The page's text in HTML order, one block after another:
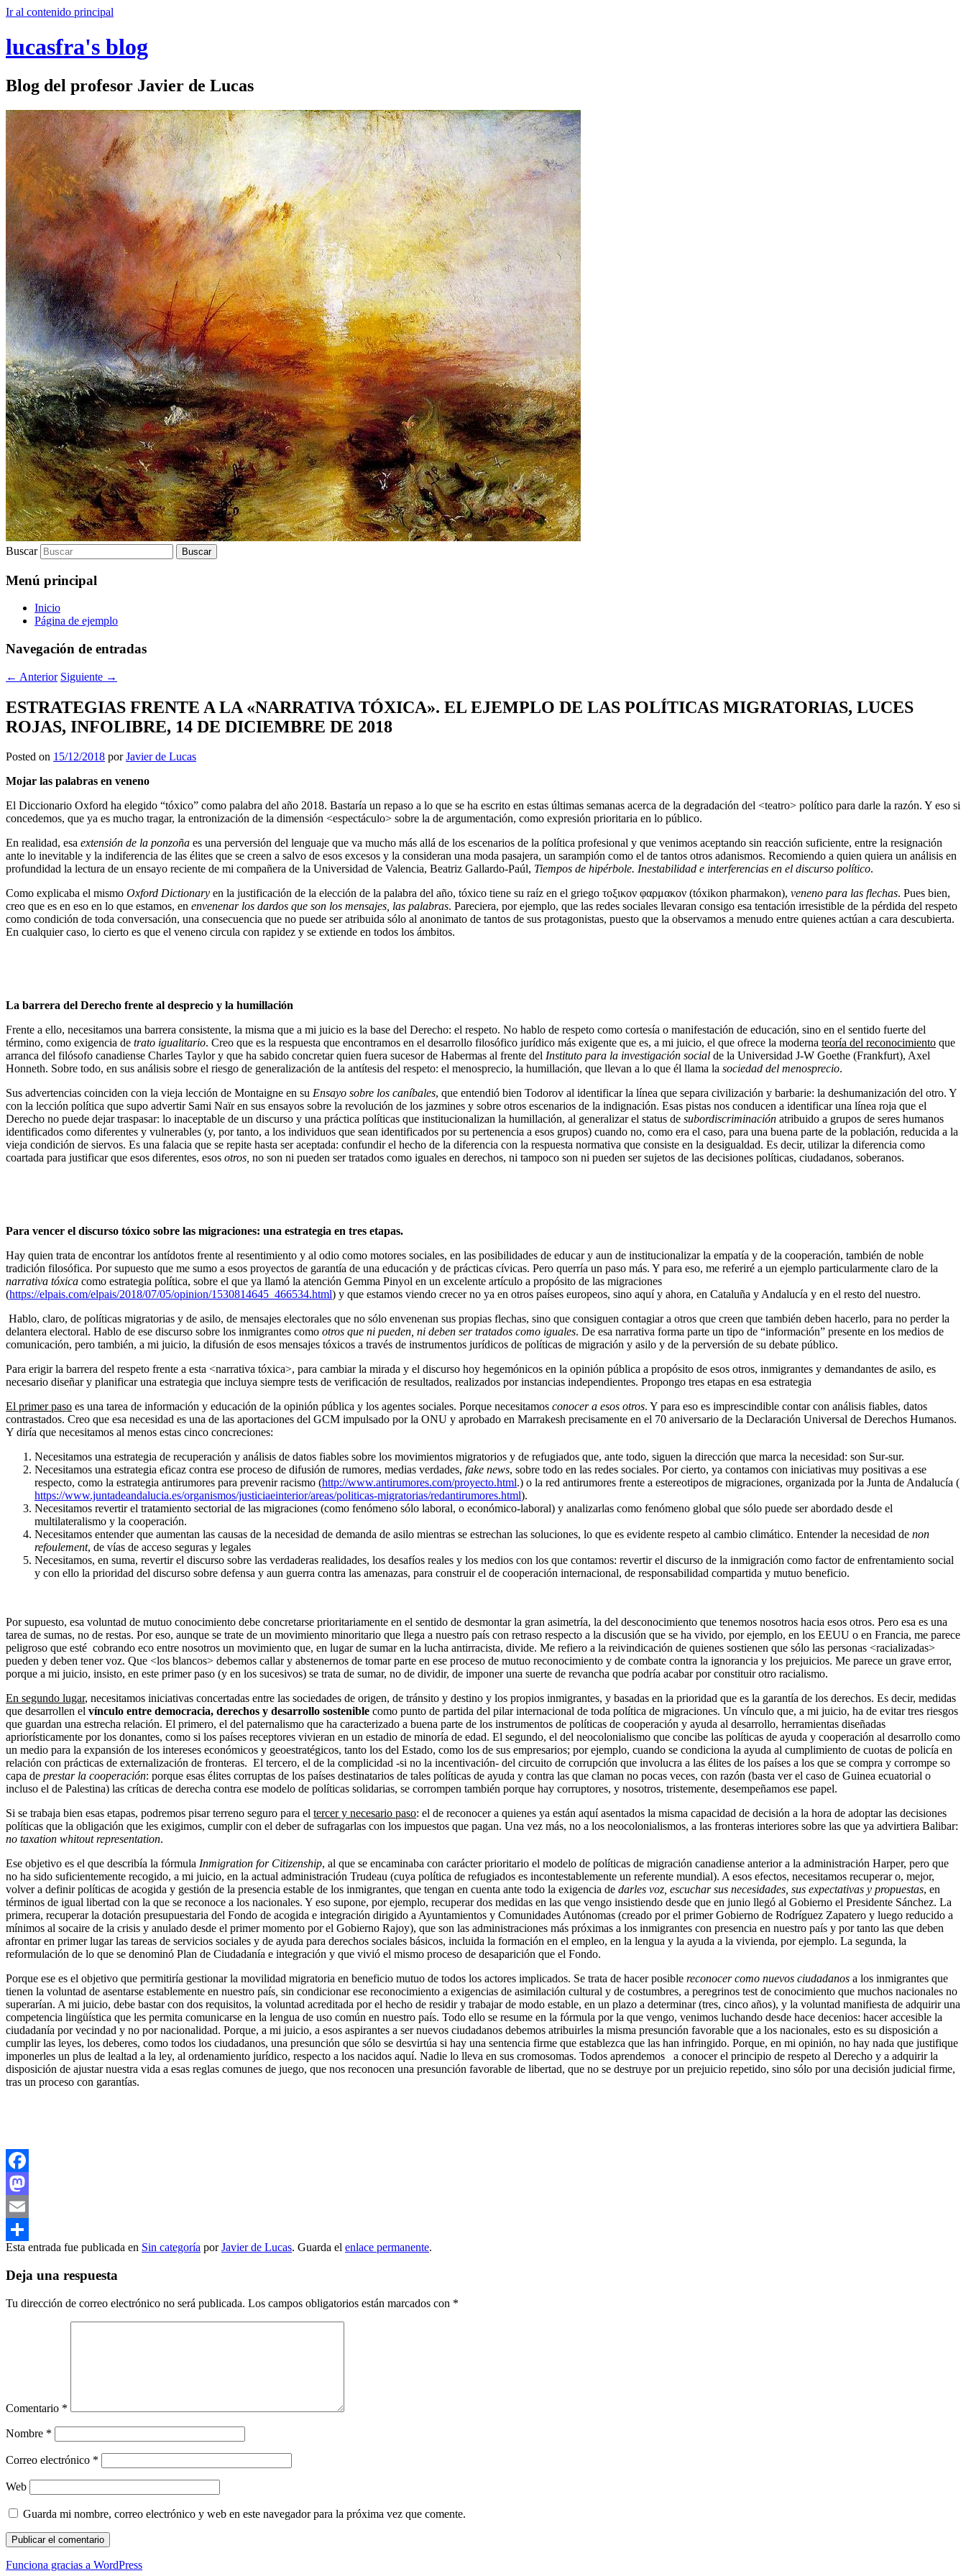
Ir al contenido principal
lucasfra's blog
Blog del profesor Javier de Lucas
Buscar
Menú principal
Inicio
Página de ejemplo
Navegación de entradas
← Anterior Siguiente →
ESTRATEGIAS FRENTE A LA «NARRATIVA TÓXICA». EL EJEMPLO DE LAS POLÍTICAS MIGRATORIAS, LUCES
ROJAS, INFOLIBRE, 14 DE DICIEMBRE DE 2018
Posted on 15/12/2018 porJavier de Lucas
Mojar las palabras en veneno
El Diccionario Oxford ha elegido “tóxico” como palabra del año 2018. Bastaría un repaso a lo que se ha escrito en estas últimas semanas acerca de la degradación del <teatro> político para darle la razón. Y eso si
concedemos, que ya es mucho tragar, la entronización de la dimensión <espectáculo> sobre la de argumentación, como expresión prioritaria en lo público.
En realidad, esa extensión de la ponzoña es una perversión del lenguaje que va mucho más allá de los escenarios de la política profesional y que venimos aceptando sin reacción suficiente, entre la resignación
ante lo inevitable y la indiferencia de las élites que se creen a salvo de esos excesos y la consideran una moda pasajera, un sarampión como el de tantos otros adanismos. Recomiendo a quien quiera un análisis en
profundidad la lectura de un ensayo reciente de mi compañera de la Universidad de Valencia, Beatriz Gallardo-Paúl, Tiempos de hipérbole. Inestabilidad e interferencias en el discurso político.
Como explicaba el mismo Oxford Dictionary en la justificación de la elección de la palabra del año, tóxico tiene su raíz en el griego τοξικον φαρμακον (tóxikon pharmakon), veneno para las flechas. Pues bien,
creo que es en eso en lo que estamos, en envenenar los dardos que son los mensajes, las palabras. Pareciera, por ejemplo, que las redes sociales llevaran consigo esa tentación irresistible de la pérdida del respeto
como condición de toda conversación, una consecuencia que no puede ser atribuida sólo al anonimato de tantos de sus protagonistas, puesto que la observamos a menudo entre quienes actúan a cara descubierta.
En cualquier caso, lo cierto es que el veneno circula con rapidez y se extiende en todos los ámbitos.
La barrera del Derecho frente al desprecio y la humillación
Frente a ello, necesitamos una barrera consistente, la misma que a mi juicio es la base del Derecho: el respeto. No hablo de respeto como cortesía o manifestación de educación, sino en el sentido fuerte del
término, como exigencia de trato igualitario. Creo que es la respuesta que encontramos en el desarrollo filosófico jurídico más exigente que es, a mi juicio, el que ofrece la moderna teoría del reconocimiento que
arranca del filósofo canadiense Charles Taylor y que ha sabido concretar quien fuera sucesor de Habermas al frente del Instituto para la investigación social de la Universidad J-W Goethe (Frankfurt), Axel
Honneth. Sobre todo, en sus análisis sobre el riesgo de generalización de la antítesis del respeto: el menosprecio, la humillación, que llevan a lo que él llama la sociedad del menosprecio.
Sus advertencias coinciden con la vieja lección de Montaigne en su Ensayo sobre los caníbales, que entendió bien Todorov al identificar la línea que separa civilización y barbarie: la deshumanización del otro. Y
con la lección política que supo advertir Sami Naïr en sus ensayos sobre la revolución de los jazmines y sobre otros escenarios de la indignación. Esas pistas nos conducen a identificar una línea roja que el
Derecho no puede dejar traspasar: lo inaceptable de un discurso y una práctica políticas que institucionalizan la humillación, al generalizar el status de subordiscriminación atribuido a grupos de seres humanos
identificados como diferentes y vulnerables (y, por tanto, a los individuos que sean identificados por su pertenencia a esos grupos) cuando no, como era el caso, para una buena parte de la población, reducida a la
vieja condición de siervos. Es una falacia que se repite hasta ser aceptada: confundir el hecho de la diferencia con la respuesta normativa que consiste en la desigualdad. Es decir, utilizar la diferencia como
coartada para justificar que esos diferentes, esos otros, no son ni pueden ser tratados como iguales en derechos, ni tampoco son ni pueden ser sujetos de las decisiones políticas, ciudadanos, soberanos.
Para vencer el discurso tóxico sobre las migraciones: una estrategia en tres etapas.
Hay quien trata de encontrar los antídotos frente al resentimiento y al odio como motores sociales, en las posibilidades de educar y aun de institucionalizar la empatía y de la cooperación, también de noble
tradición filosófica. Por supuesto que me sumo a esos proyectos de garantía de una educación y de prácticas cívicas. Pero querría un paso más. Y para eso, me referiré a un ejemplo particularmente claro de la
narrativa tóxica como estrategia política, sobre el que ya llamó la atención Gemma Pinyol en un excelente artículo a propósito de las migraciones
(https://elpais.com/elpais/2018/07/05/opinion/1530814645_466534.html) y que estamos viendo crecer no ya en otros países europeos, sino aquí y ahora, en Cataluña y Andalucía y en el resto del nuestro.
Hablo, claro, de políticas migratorias y de asilo, de mensajes electorales que no sólo envenenan sus propias flechas, sino que consiguen contagiar a otros que creen que también deben hacerlo, para no perder la
delantera electoral. Hablo de ese discurso sobre los inmigrantes como otros que ni pueden, ni deben ser tratados como iguales. De esa narrativa forma parte un tipo de “información” presente en los medios de
comunicación, pero también, a mi juicio, la difusión de esos mensajes tóxicos a través de instrumentos jurídicos de políticas de migración y asilo y de la perversión de su debate público.
Para erigir la barrera del respeto frente a esta <narrativa tóxica>, para cambiar la mirada y el discurso hoy hegemónicos en la opinión pública a propósito de esos otros, inmigrantes y demandantes de asilo, es
necesario diseñar y planificar una estrategia que incluya siempre tests de verificación de resultados, realizados por instancias independientes. Propongo tres etapas en esa estrategia
El primer paso es una tarea de información y educación de la opinión pública y los agentes sociales. Porque necesitamos conocer a esos otros. Y para eso es imprescindible contar con análisis fiables, datos
contrastados. Creo que esa necesidad es una de las aportaciones del GCM impulsado por la ONU y aprobado en Marrakesh precisamente en el 70 aniversario de la Declaración Universal de Derechos Humanos.
Y diría que necesitamos al menos estas cinco concreciones:
Necesitamos una estrategia de recuperación y análisis de datos fiables sobre los movimientos migratorios y de refugiados que, ante todo, siguen la dirección que marca la necesidad: son Sur-sur.
Necesitamos una estrategia eficaz contra ese proceso de difusión de rumores, medias verdades, fake news, sobre todo en las redes sociales. Por cierto, ya contamos con iniciativas muy positivas a ese
respecto, como la estrategia antirumores para prevenir racismo (http://www.antirumores.com/proyecto.html.) o la red antirumores frente a estereotipos de migraciones, organizada por la Junta de Andalucía (
https://www.juntadeandalucia.es/organismos/justiciaeinterior/areas/politicas-migratorias/redantirumores.html).
Necesitamos revertir el tratamiento sectorial de las migraciones (como fenómeno sólo laboral, o económico-laboral) y analizarlas como fenómeno global que sólo puede ser abordado desde el
multilateralismo y la cooperación.
Necesitamos entender que aumentan las causas de la necesidad de demanda de asilo mientras se estrechan las soluciones, lo que es evidente respeto al cambio climático. Entender la necesidad de non
refoulement, de vías de acceso seguras y legales
Necesitamos, en suma, revertir el discurso sobre las verdaderas realidades, los desafíos reales y los medios con los que contamos: revertir el discurso de la inmigración como factor de enfrentamiento social
y con ello la prioridad del discurso sobre defensa y aun guerra contra las amenazas, para construir el de cooperación internacional, de responsabilidad compartida y mutuo beneficio.
Por supuesto, esa voluntad de mutuo conocimiento debe concretarse prioritariamente en el sentido de desmontar la gran asimetría, la del desconocimiento que tenemos nosotros hacia esos otros. Pero esa es una
tarea de sumas, no de restas. Por eso, aunque se trate de un movimiento minoritario que llega a nuestro país con retraso respecto a la discusión que se ha vivido, por ejemplo, en los EEUU o en Francia, me parece
peligroso que esté cobrando eco entre nosotros un movimiento que, en lugar de sumar en la lucha antirracista, divide. Me refiero a la reivindicación de quienes sostienen que sólo las personas <racializadas>
pueden y deben tener voz. Que <los blancos> debemos callar y abstenernos de tomar parte en ese proceso de mutuo reconocimiento y de combate contra la ignorancia y los prejuicios. Me parece un grave error,
porque a mi juicio, insisto, en este primer paso (y en los sucesivos) se trata de sumar, no de dividir, de imponer una suerte de revancha que podría acabar por constituir otro racialismo.
En segundo lugar, necesitamos iniciativas concertadas entre las sociedades de origen, de tránsito y destino y los propios inmigrantes, y basadas en la prioridad que es la garantía de los derechos. Es decir, medidas
que desarrollen el vínculo entre democracia, derechos y desarrollo sostenible como punto de partida del pilar internacional de toda política de migraciones. Un vínculo que, a mi juicio, ha de evitar tres riesgos
que guardan una estrecha relación. El primero, el del paternalismo que ha caracterizado a buena parte de los instrumentos de políticas de cooperación y ayuda al desarrollo, herramientas diseñadas
apriorísticamente por los donantes, como si los países receptores vivieran en un estadio de minoría de edad. El segundo, el del neocolonialismo que concibe las políticas de ayuda y cooperación al desarrollo como
un medio para la expansión de los intereses económicos y geoestratégicos, tanto los del Estado, como los de sus empresarios; por ejemplo, cuando se condiciona la ayuda al cumplimiento de cuotas de policía en
relación con prácticas de externalización de fronteras. El tercero, el de la complicidad -si no la incentivación- del circuito de corrupción que involucra a las élites de los países a los que se compra y corrompe so
capa de prestar la cooperación: porque esas élites corruptas de los países destinatarios de tales políticas de ayuda y contra las que claman no pocas veces, con razón (basta ver el caso de Guinea ecuatorial o
incluso el de Palestina) las críticas de derecha contra ese modelo de políticas solidarias, se corrompen también porque hay corruptores, y nosotros, tristemente, desempeñamos ese papel.
Si se trabaja bien esas etapas, podremos pisar terreno seguro para el tercer y necesario paso: el de reconocer a quienes ya están aquí asentados la misma capacidad de decisión a la hora de adoptar las decisiones
políticas que la obligación que les exigimos, cumplir con el deber de sufragarlas con los impuestos que pagan. Una vez más, no a los neocolonialismos, a las fronteras interiores sobre las que ya advirtiera Balibar:
no taxation whitout representation.
Ese objetivo es el que describía la fórmula Inmigration for Citizenship, al que se encaminaba con carácter prioritario el modelo de políticas de migración canadiense anterior a la administración Harper, pero que
no ha sido suficientemente recogido, a mi juicio, en la actual administración Trudeau (cuya política de refugiados es incontestablemente un referente mundial). A esos efectos, necesitamos recuperar o, mejor,
volver a definir políticas de acogida y gestión de la presencia estable de los inmigrantes, que tengan en cuenta ante todo la exigencia de darles voz, escuchar sus necesidades, sus expectativas y propuestas, en
términos de igual libertad con la que se reconoce a los nacionales. Y eso supone, por ejemplo, recuperar dos medidas en las que vengo insistiendo desde que en junio llegó al Gobierno el Presidente Sánchez. La
primera, recuperar la dotación presupuestaria del Fondo de acogida e integración dirigido a Ayuntamientos y Comunidades Autónomas (creado por el primer Gobierno de Rodríguez Zapatero y luego reducido a
mínimos al socaire de la crisis y anulado desde el primer momento por el Gobierno Rajoy), que son las administraciones más próximas a los inmigrantes con presencia en nuestro país y por tanto las que deben
afrontar en primer lugar las tareas de servicios sociales y de ayuda para derechos sociales básicos, incluida la formación en el empleo, en la lengua y la ayuda a la vivienda, por ejemplo. La segunda, la
reformulación de lo que se denominó Plan de Ciudadanía e integración y que vivió el mismo proceso de desaparición que el Fondo.
Porque ese es el objetivo que permitiría gestionar la movilidad migratoria en beneficio mutuo de todos los actores implicados. Se trata de hacer posible reconocer como nuevos ciudadanos a los inmigrantes que
tienen la voluntad de asentarse establemente en nuestro país, sin condicionar ese reconocimiento a exigencias de asimilación cultural y de costumbres, a peregrinos test de conocimiento que muchos nacionales no
superarían. A mi juicio, debe bastar con dos requisitos, la voluntad acreditada por el hecho de residir y trabajar de modo estable, en un plazo a determinar (tres, cinco años), y la voluntad manifiesta de adquirir una
competencia lingüística que les permita comunicarse en la lengua de uso común en nuestro país. Todo ello se resume en la fórmula por la que vengo, venimos luchando desde hace decenios: hacer accesible la
ciudadanía por vecindad y no por nacionalidad. Porque, a mi juicio, a esos aspirantes a ser nuevos ciudadanos debemos atribuirles la misma presunción favorable que a los nacionales, esto es su disposición a
cumplir las leyes, los deberes, como todos los ciudadanos, una presunción que sólo se desvirtúa si hay una sentencia firme que establezca que las han infringido. Porque, en mi opinión, no hay nada que justifique
imponerles un plus de lealtad a la ley, al ordenamiento jurídico, respecto a los nacidos aquí. Nadie lo lleva en sus cromosomas. Todos aprendemos a conocer el principio de respeto al Derecho y a adquirir la
disposición de ajustar nuestra vida a esas reglas comunes de juego, que nos reconocen una presunción favorable de libertad, que no se destruye por un prejuicio repetido, sino sólo por una decisión judicial firme,
tras un proceso con garantías.
Facebook
Mastodon
Email
Compartir
Esta entrada fue publicada en Sin categoría porJavier de Lucas. Guarda el enlace permanente.
Deja una respuesta
Tu dirección de correo electrónico no será publicada. Los campos obligatorios están marcados con *
Comentario *
Nombre *
Correo electrónico *
Web
Guarda mi nombre, correo electrónico y web en este navegador para la próxima vez que comente.
Funciona gracias a WordPress